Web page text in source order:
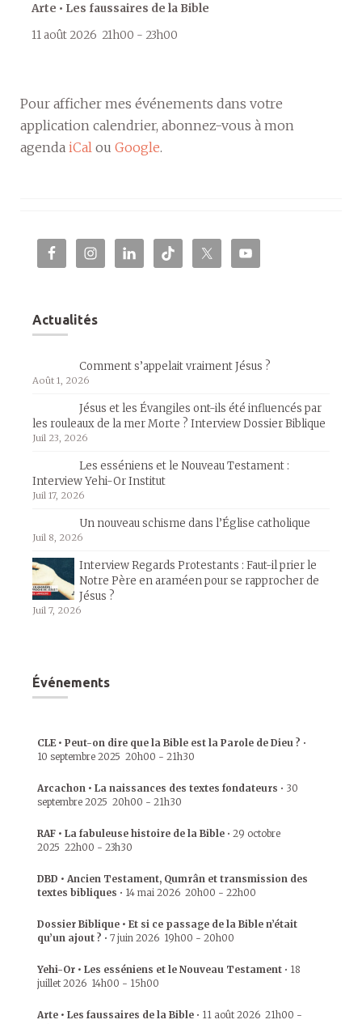
Arte • Les faussaires de la Bible
11 août 2026 21h00 - 23h00
Pour afficher mes événements dans votre
application calendrier, abonnez-vous à mon
agenda iCal ou Google.
Actualités
Comment s’appelait vraiment Jésus ?
Août 1, 2026
Jésus et les Évangiles ont-ils été influencés par
les rouleaux de la mer Morte ? Interview Dossier Biblique
Juil 23, 2026
Les esséniens et le Nouveau Testament :
Interview Yehi-Or Institut
Juil 17, 2026
Un nouveau schisme dans l’Église catholique
Juil 8, 2026
Interview Regards Protestants : Faut-il prier le
Notre Père en araméen pour se rapprocher de
Jésus ?
Juil 7, 2026
Événements
CLE • Peut-on dire que la Bible est la Parole de Dieu ? •
10 septembre 2025 20h00 - 21h30
Arcachon • La naissances des textes fondateurs • 30
septembre 2025 20h00 - 21h30
RAF • La fabuleuse histoire de la Bible • 29 octobre
2025 22h00 - 23h30
DBD • Ancien Testament, Qumrân et transmission des
textes bibliques • 14 mai 2026 20h00 - 22h00
Dossier Biblique • Et si ce passage de la Bible n’était
qu’un ajout ? • 7 juin 2026 19h00 - 20h00
Yehi-Or • Les esséniens et le Nouveau Testament • 18
juillet 2026 14h00 - 15h00
Arte • Les faussaires de la Bible • 11 août 2026 21h00 -